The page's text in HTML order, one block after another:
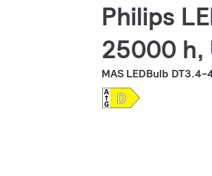
Philips
25000 h,
MAS LEDBulb DT3.4-